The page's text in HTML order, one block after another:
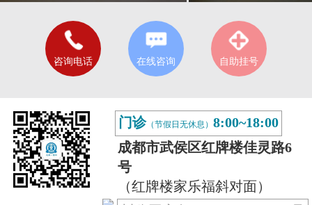
咨询电话 在线咨询 自助挂号
门诊（节假日无休息） 8:00~18:00
成都市武侯区红牌楼佳灵路6
号
（红牌楼家乐福斜对面）